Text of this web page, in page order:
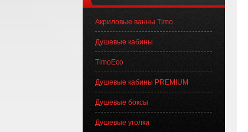
Акриловые ванны Timo
Душевые кабины
TimoEco
Душевые кабины PREMIUM
Душевые боксы
Душевые уголки